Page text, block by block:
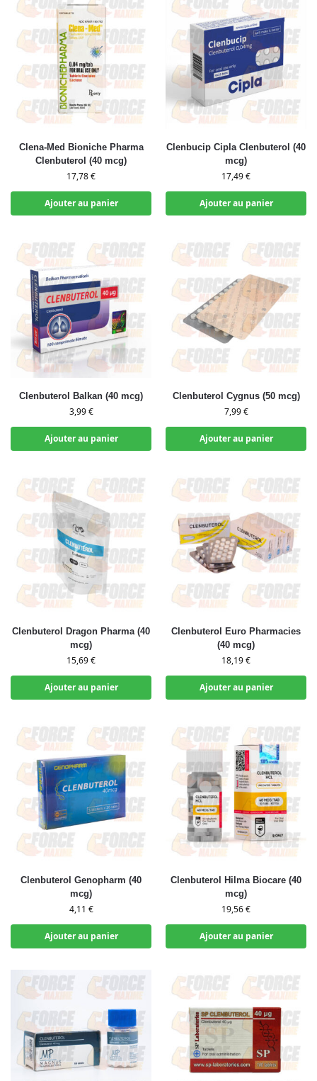
Clena-Med Bioniche Pharma
Clenbuterol (40 mcg)
17,78€
Ajouter au panier
Clenbucip Cipla Clenbuterol (40
mcg)
17,49€
Ajouter au panier
Clenbuterol Balkan (40 mcg)
3,99€
Ajouter au panier
Clenbuterol Cygnus (50 mcg)
7,99€
Ajouter au panier
Clenbuterol Dragon Pharma (40
mcg)
15,69€
Ajouter au panier
Clenbuterol Euro Pharmacies
(40 mcg)
18,19€
Ajouter au panier
Clenbuterol Genopharm (40
mcg)
4,11 €
Ajouter au panier
Clenbuterol Hilma Biocare (40
mcg)
19,56€
Ajouter au panier